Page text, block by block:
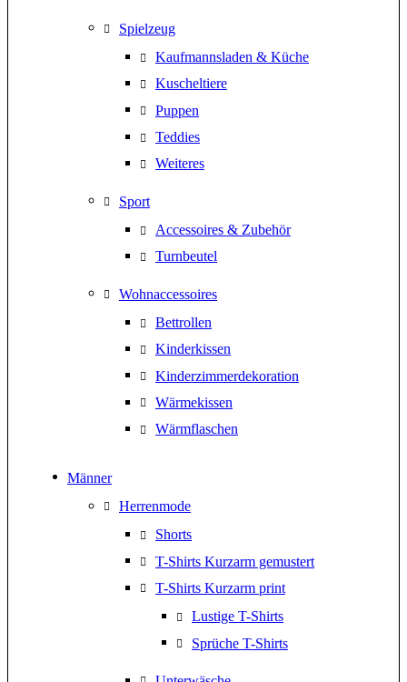
Spielzeug
Kaufmannsladen & Küche
Kuscheltiere
Puppen
Teddies
Weiteres
Sport
Accessoires & Zubehör
Turnbeutel
Wohnaccessoires
Bettrollen
Kinderkissen
Kinderzimmerdekoration
Wärmekissen
Wärmflaschen
Männer
Herrenmode
Shorts
T-Shirts Kurzarm gemustert
T-Shirts Kurzarm print
Lustige T-Shirts
Sprüche T-Shirts